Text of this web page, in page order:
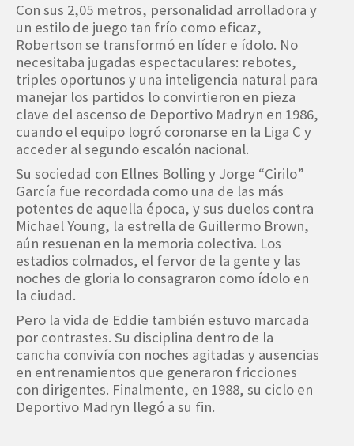
Con sus 2,05 metros, personalidad arrolladora y
un estilo de juego tan frío como eficaz,
Robertson se transformó en líder e ídolo. No
necesitaba jugadas espectaculares: rebotes,
triples oportunos y una inteligencia natural para
manejar los partidos lo convirtieron en pieza
clave del ascenso de Deportivo Madryn en 1986,
cuando el equipo logró coronarse en la Liga C y
acceder al segundo escalón nacional.
Su sociedad con Ellnes Bolling y Jorge “Cirilo”
García fue recordada como una de las más
potentes de aquella época, y sus duelos contra
Michael Young, la estrella de Guillermo Brown,
aún resuenan en la memoria colectiva. Los
estadios colmados, el fervor de la gente y las
noches de gloria lo consagraron como ídolo en
la ciudad.
Pero la vida de Eddie también estuvo marcada
por contrastes. Su disciplina dentro de la
cancha convivía con noches agitadas y ausencias
en entrenamientos que generaron fricciones
con dirigentes. Finalmente, en 1988, su ciclo en
Deportivo Madryn llegó a su fin.